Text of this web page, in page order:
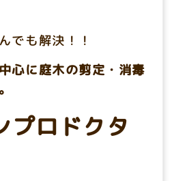
でも解決！！
心に庭木の剪定・消毒
プロドクタ